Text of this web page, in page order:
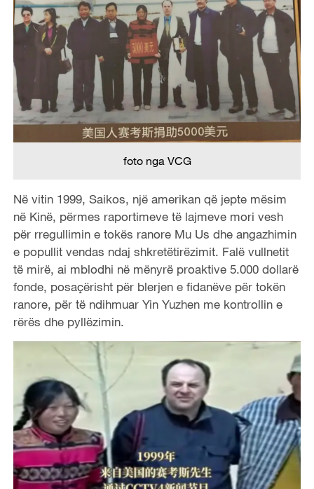
foto nga VCG
Në vitin 1999, Saikos, një amerikan që jepte mësim
në Kinë, përmes raportimeve të lajmeve mori vesh
për rregullimin e tokës ranore Mu Us dhe angazhimin
e popullit vendas ndaj shkretëtirëzimit. Falë vullnetit
të mirë, ai mblodhi në mënyrë proaktive 5.000 dollarë
fonde, posaçërisht për blerjen e fidanëve për tokën
ranore, për të ndihmuar Yin Yuzhen me kontrollin e
rërës dhe pyllëzimin.